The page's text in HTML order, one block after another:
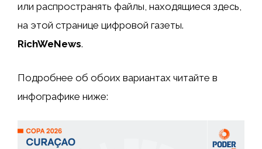
или распространять файлы, находящиеся здесь,
на этой странице цифровой газеты.
RichWeNews.
Подробнее об обоих вариантах читайте в
инфографике ниже: